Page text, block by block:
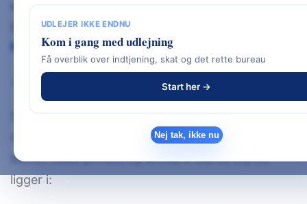
UDLEJER IKKE ENDNU
Kom i gang med udlejning
Få overblik over indtjening, skat og det rette bureau
Start her →
Nej tak, ikke nu
gennem hele byggeprocessen
profile.dk+1sagabyg.dk+1.
📍 Hvem er Søgård Byg A/S?
området og har over årene opbygget stor tillid
blandt både private og erhverv. Deres styrke
ligger i: